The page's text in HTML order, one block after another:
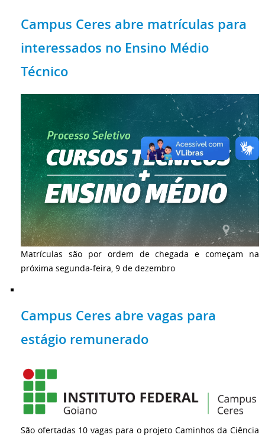
Campus Ceres abre matrículas para
interessados no Ensino Médio
Técnico
Matrículas são por ordem de chegada e começam na
próxima segunda-feira, 9 de dezembro
Campus Ceres abre vagas para
estágio remunerado
São ofertadas 10 vagas para o projeto Caminhos da Ciência